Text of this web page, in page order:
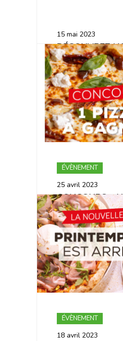
15 mai 2023
DÉCOUVREZ
PIZZA
ÉVÈNEMENT
25 avril 2023
CONCOURS –
CARTE
ÉVÈNEMENT
18 avril 2023